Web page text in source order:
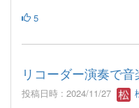
5
リコーダー演奏で音
投稿日時 : 2024/11/27